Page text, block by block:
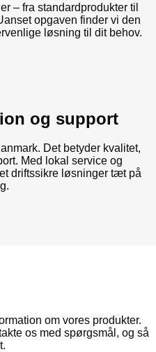
– fra standardprodukter til
opgaven finder vi den
løsning til dit behov.
og support
Det betyder kvalitet,
Med lokal service og
driftssikre løsninger tæt på
om vores produkter.
os med spørgsmål, og så